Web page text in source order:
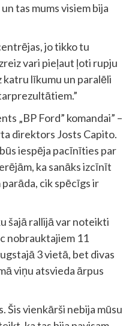
tas mums visiem bija
jo tikko tu
vari pieļaut ļoti rupju
katru līkumu un paralēli
„BP Ford” komandai” –
direktors Josts Capito.
iespēja pacīnīties par
ka sanāks izcīnīt
cik spēcīgs ir
šajā rallijā var noteikti
nobrauktajiem 11
3 vietā, bet divas
viņu atsvieda ārpus
Šis vienkārši nebija mūsu